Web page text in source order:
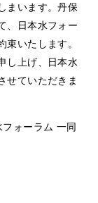
まいます。丹保
、日本水フォー
いたします。
し上げ、日本水
せていただきま
フォーラム 一同